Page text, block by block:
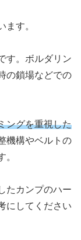
ます。
す。ボルダリン
の鎖場などでの
ングを重視した
機構やベルトの
。
たカンプのハー
にしてください